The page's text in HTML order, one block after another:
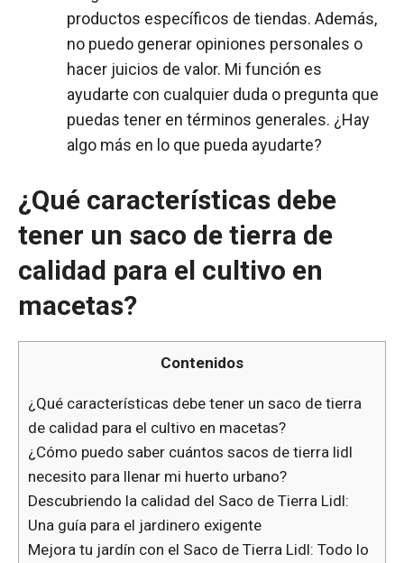
productos específicos de tiendas. Además,
no puedo generar opiniones personales o
hacer juicios de valor. Mi función es
ayudarte con cualquier duda o pregunta que
puedas tener en términos generales. ¿Hay
algo más en lo que pueda ayudarte?
¿Qué características debe
tener un saco de tierra de
calidad para el cultivo en
macetas?
Contenidos
¿Qué características debe tener un saco de tierra
de calidad para el cultivo en macetas?
¿Cómo puedo saber cuántos sacos de tierra lidl
necesito para llenar mi huerto urbano?
Descubriendo la calidad del Saco de Tierra Lidl:
Una guía para el jardinero exigente
Mejora tu jardín con el Saco de Tierra Lidl: Todo lo